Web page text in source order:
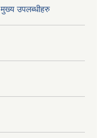
मुख्य उपलब्धीहरु